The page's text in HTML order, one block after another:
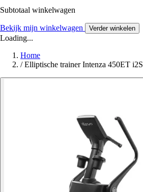
Subtotaal winkelwagen
Bekijk mijn winkelwagen Verder winkelen
Loading...
Home
/ Elliptische trainer Intenza 450ET i2S